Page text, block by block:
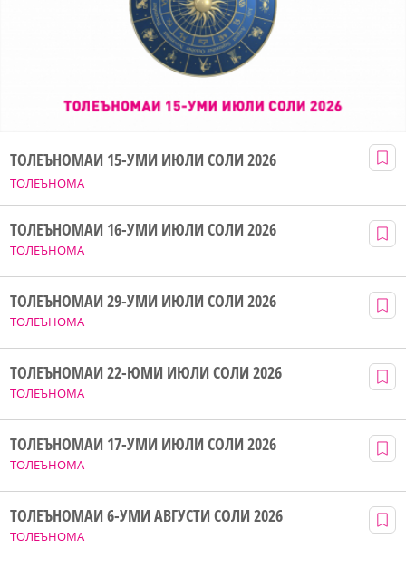
ТОЛЕЪНОМА
ТОЛЕЪНОМАИ 15-УМИ ИЮЛИ СОЛИ 2026
ТОЛЕЪНОМА
ТОЛЕЪНОМАИ 16-УМИ ИЮЛИ СОЛИ 2026
ТОЛЕЪНОМА
ТОЛЕЪНОМАИ 29-УМИ ИЮЛИ СОЛИ 2026
ТОЛЕЪНОМА
ТОЛЕЪНОМАИ 22-ЮМИ ИЮЛИ СОЛИ 2026
ТОЛЕЪНОМА
ТОЛЕЪНОМАИ 17-УМИ ИЮЛИ СОЛИ 2026
ТОЛЕЪНОМА
ТОЛЕЪНОМАИ 6-УМИ АВГУСТИ СОЛИ 2026